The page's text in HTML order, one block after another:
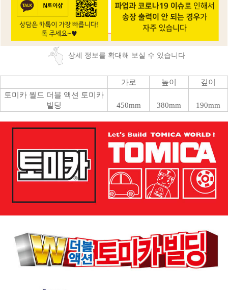
상세 정보를 확대해 보실 수 있습니다
가로 높이
깊이
토미카 월드 더블 액션 토미카
빌딩
450mm 380mm 190mm